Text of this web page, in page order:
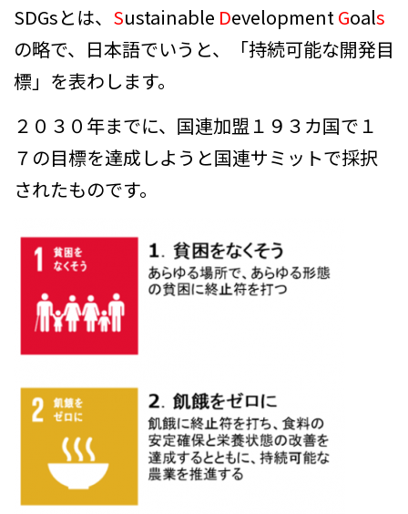
SDGsとは、 Sustainable DevelopmentGoals
の略で、日本語でいうと、「持続可能な開発目
標」を表わします。
２０３０年までに、国連加盟１９３カ国で１
７の目標を達成しようと国連サミットで採択
されたものです。